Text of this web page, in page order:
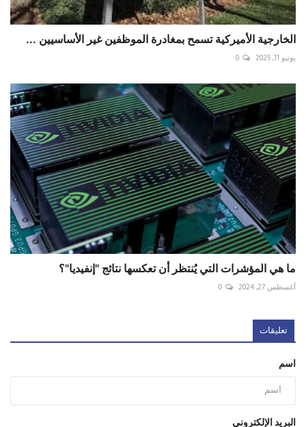
الخارجية الأميركية تسمح بمغادرة الموظفين غير الأساسيين ...
يونيو 11, 2025 0
ما هي المؤشرات التي يُنتظر أن تعكسها نتائج "إنفيديا"؟
أغسطس 27, 2024 0
تعليقات
اسم
البريد الإلكتروني